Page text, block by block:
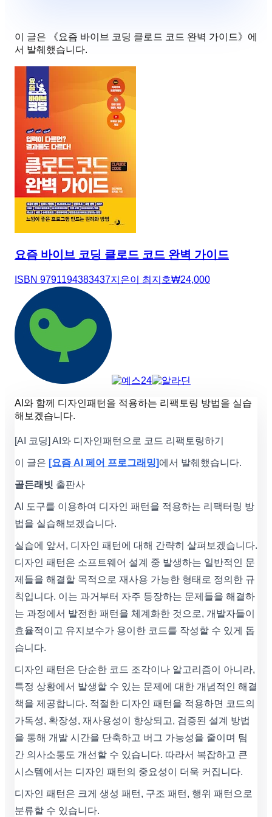
이 글은 《요즘 바이브 코딩 클로드 코드 완벽 가이드》에
서 발췌했습니다.
요즘 바이브 코딩 클로드 코드 완벽 가이드
ISBN 9791194383437지은이 최지호₩24,000
AI와 함께 디자인패턴을 적용하는 리팩토링 방법을 실습
해보겠습니다.
[AI 코딩] AI와 디자인패턴으로 코드 리팩토링하기
이 글은 [요즘 AI 페어 프로그래밍]에서 발췌했습니다.
골든래빗 출판사
AI 도구를 이용하여 디자인 패턴을 적용하는 리팩터링 방
법을 실습해보겠습니다.
실습에 앞서, 디자인 패턴에 대해 간략히 살펴보겠습니다.
디자인 패턴은 소프트웨어 설계 중 발생하는 일반적인 문
제들을 해결할 목적으로 재사용 가능한 형태로 정의한 규
칙입니다. 이는 과거부터 자주 등장하는 문제들을 해결하
는 과정에서 발전한 패턴을 체계화한 것으로, 개발자들이
효율적이고 유지보수가 용이한 코드를 작성할 수 있게 돕
습니다.
디자인 패턴은 단순한 코드 조각이나 알고리즘이 아니라,
특정 상황에서 발생할 수 있는 문제에 대한 개념적인 해결
책을 제공합니다. 적절한 디자인 패턴을 적용하면 코드의
가독성, 확장성, 재사용성이 향상되고, 검증된 설계 방법
을 통해 개발 시간을 단축하고 버그 가능성을 줄이며 팀
간 의사소통도 개선할 수 있습니다. 따라서 복잡하고 큰
시스템에서는 디자인 패턴의 중요성이 더욱 커집니다.
디자인 패턴은 크게 생성 패턴, 구조 패턴, 행위 패턴으로
분류할 수 있습니다.